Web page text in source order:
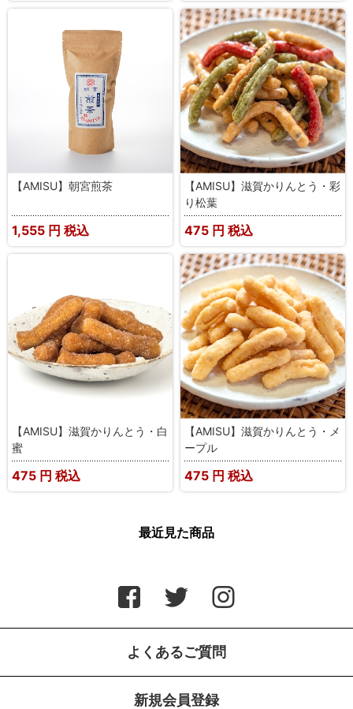
【AMISU】朝宮煎茶
1,555 円 税込
【AMISU】滋賀かりんとう・彩
り松葉
475 円 税込
【AMISU】滋賀かりんとう・白
蜜
475 円 税込
【AMISU】滋賀かりんとう・メ
ープル
475 円 税込
最近見た商品
よくあるご質問
新規会員登録